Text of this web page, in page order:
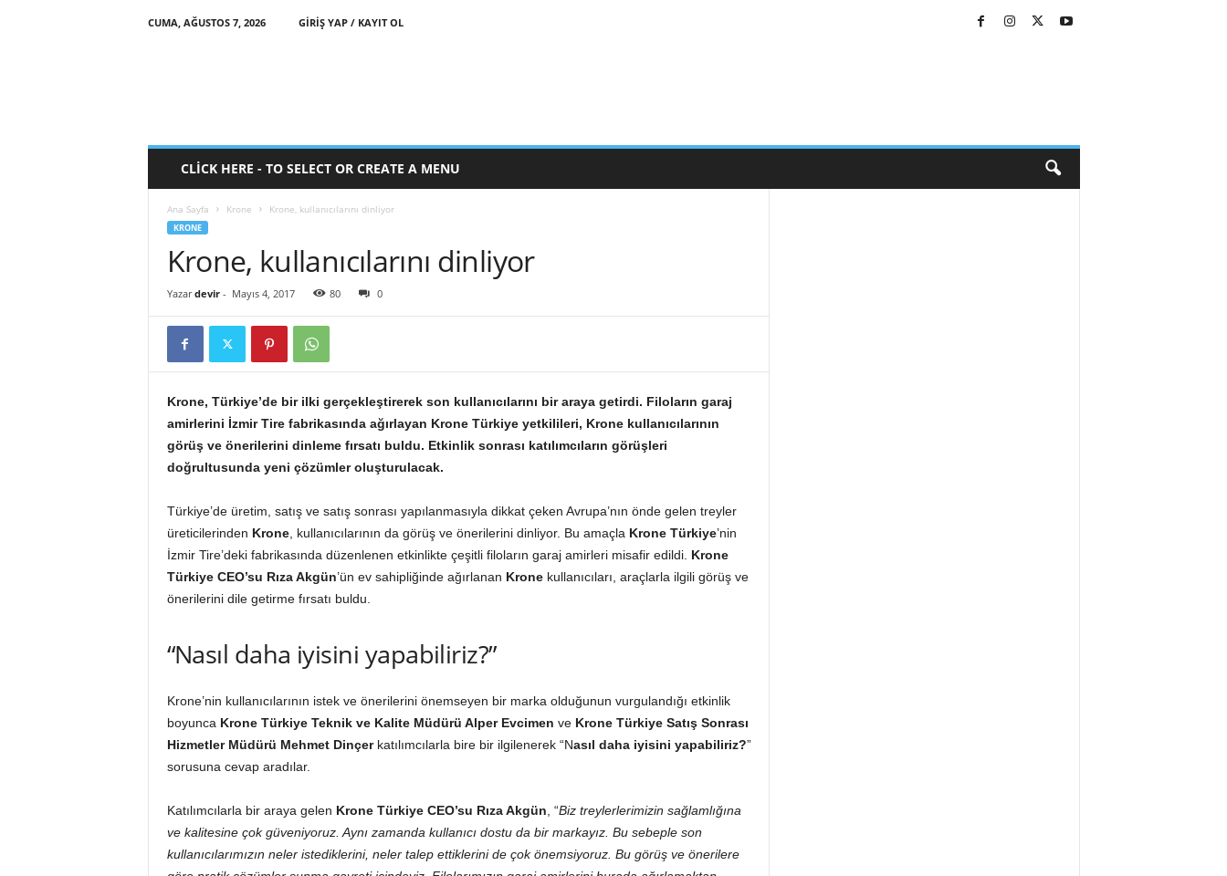
CUMA, AĞUSTOS 7, 2026 GIRIŞ YAP / KAYIT OL
CLICK HERE - TO SELECT OR CREATE A MENU
Ana Sayfa Krone Krone, kullanıcılarını dinliyor
KRONE
Krone, kullanıcılarını dinliyor
Yazar devir- Mayıs 4, 2017 80 0
Krone, Türkiye’de bir ilki gerçekleştirerek son kullanıcılarını bir araya getirdi. Filoların garaj
amirlerini İzmir Tire fabrikasında ağırlayan Krone Türkiye yetkilileri, Krone kullanıcılarının
görüş ve önerilerini dinleme fırsatı buldu. Etkinlik sonrası katılımcıların görüşleri
doğrultusunda yeni çözümler oluşturulacak.
Türkiye’de üretim, satış ve satış sonrası yapılanmasıyla dikkat çeken Avrupa’nın önde gelen treyler
üreticilerinden Krone, kullanıcılarının da görüş ve önerilerini dinliyor. Bu amaçla Krone Türkiye’nin
İzmir Tire’deki fabrikasında düzenlenen etkinlikte çeşitli filoların garaj amirleri misafir edildi. Krone
Türkiye CEO’su Rıza Akgün’ün ev sahipliğinde ağırlanan Kronekullanıcıları, araçlarla ilgili görüş ve
önerilerini dile getirme fırsatı buldu.
“Nasıl daha iyisini yapabiliriz?”
Krone’nin kullanıcılarının istek ve önerilerini önemseyen bir marka olduğunun vurgulandığı etkinlik
boyunca Krone Türkiye Teknik ve Kalite Müdürü Alper Evcimen ve Krone Türkiye Satış Sonrası
Hizmetler Müdürü Mehmet Dinçerkatılımcılarla bire bir ilgilenerek “Nasıl daha iyisini yapabiliriz?”
sorusuna cevap aradılar.
Katılımcılarla bir araya gelen Krone Türkiye CEO’su Rıza Akgün , “Biz treylerlerimizin sağlamlığına
ve kalitesine çok güveniyoruz. Aynı zamanda kullanıcı dostu da bir markayız. Bu sebeple son
kullanıcılarımızın neler istediklerini, neler talep ettiklerini de çok önemsiyoruz. Bu görüş ve önerilere